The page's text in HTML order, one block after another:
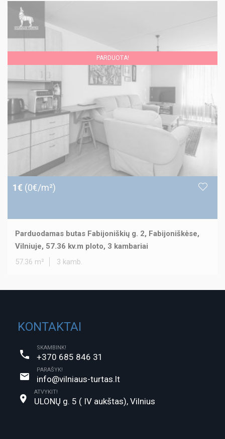
PARDUOTA!
1€ (0€/m²)
Parduodamas butas Fabijoniškių g. 2, Fabijoniškėse,
Vilniuje, 57.36 kv.m ploto, 3 kambariai
57.36 m²
3 kamb.
KONTAKTAI
SKAMBINK!
+370 685 846 31
PARAŠYK!
info@vilniaus-turtas.lt
ATVYKIT!
ULONŲ g. 5 ( IV aukštas), Vilnius